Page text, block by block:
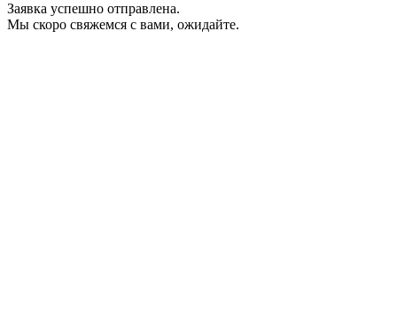
Заявка успешно отправлена.
Мы скоро свяжемся с вами, ожидайте.